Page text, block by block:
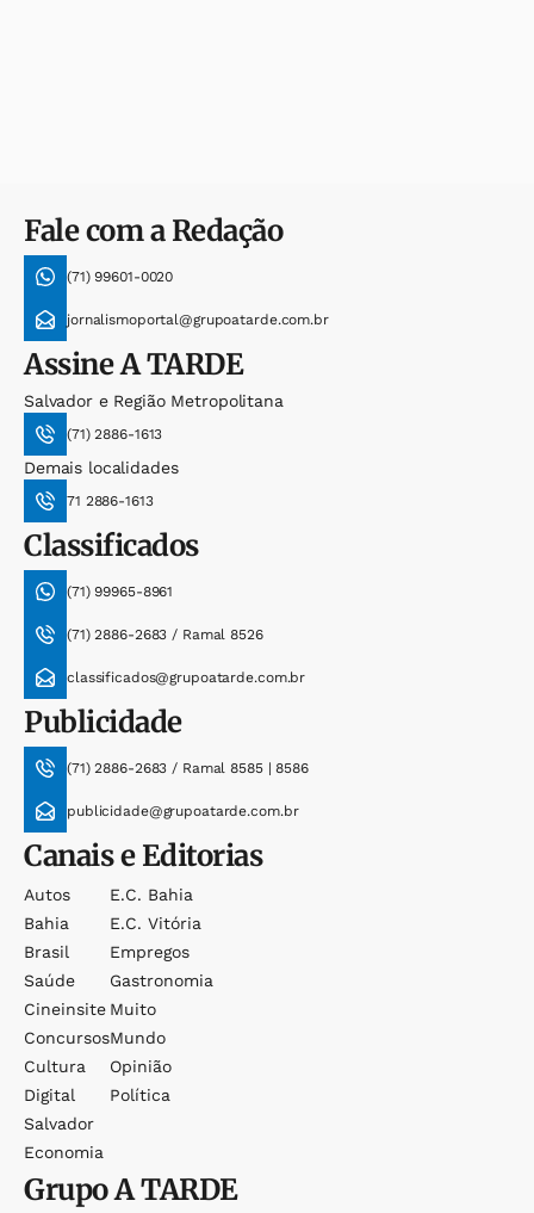
Fale com a Redação
(71) 99601-0020
jornalismoportal@grupoatarde.com.br
AssineA TARDE
Salvador e Região Metropolitana
(71) 2886-1613
Demais localidades
71 2886-1613
Classificados
(71) 99965-8961
(71) 2886-2683 / Ramal 8526
classificados@grupoatarde.com.br
Publicidade
(71) 2886-2683 / Ramal 8585 | 8586
publicidade@grupoatarde.com.br
Canais e Editorias
Autos
Bahia
Brasil
Saúde
Cineinsite
Concursos
Cultura
Digital
Salvador
Economia
E.c. Bahia
E.c. Vitória
Empregos
Gastronomia
Muito
Mundo
Opinião
Política
GrupoA TARDE